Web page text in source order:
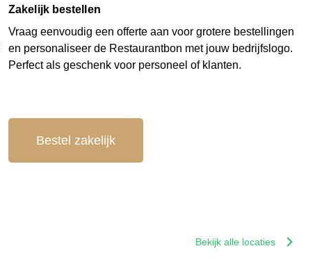
Zakelijk bestellen
Vraag eenvoudig een offerte aan voor grotere bestellingen
en personaliseer de Restaurantbon met jouw bedrijfslogo.
Perfect als geschenk voor personeel of klanten.
Bestel zakelijk
Bekijk alle locaties